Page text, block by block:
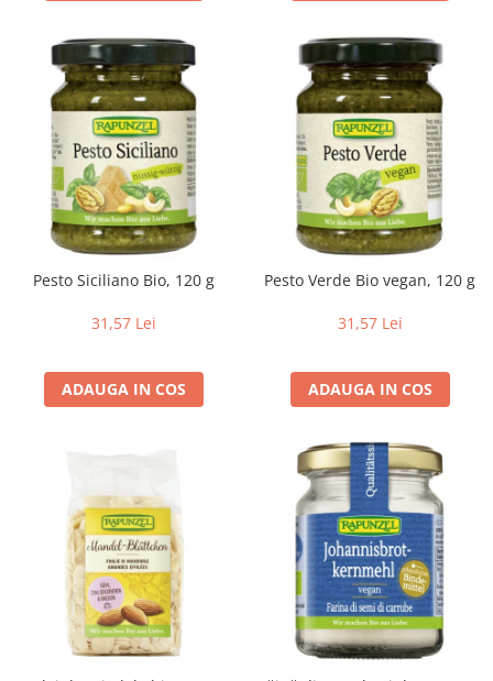
Pesto Siciliano Bio, 120 g
31,57 Lei
ADAUGA IN COS
Pesto Verde Bio vegan, 120 g
31,57 Lei
ADAUGA IN COS